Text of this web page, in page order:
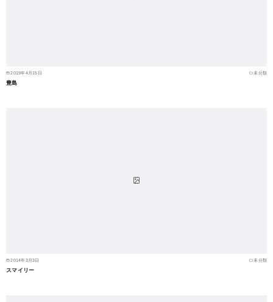
2019年4月15日 未分類
豊島
2014年3月3日 未分類
スマイリー